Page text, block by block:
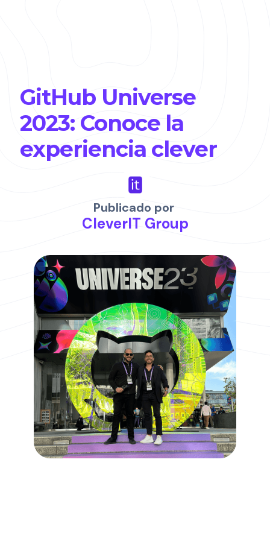
GitHub Universe
2023: Conoce la
experiencia clever
Publicado por
CleverIT Group